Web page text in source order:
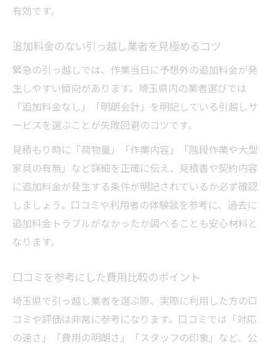
有効です。
追加料金のない引っ越し業者を見極めるコツ
緊急の引っ越しでは、作業当日に予想外の追加料金が発
生しやすい傾向があります。埼玉県内の業者選びでは
「追加料金なし」「明朗会計」を明記している引越しサ
ービスを選ぶことが失敗回避のコツです。
見積もり時に「荷物量」「作業内容」「階段作業や大型
家具の有無」など詳細を正確に伝え、見積書や契約内容
に追加料金が発生する条件が明記されているか必ず確認
しましょう。口コミや利用者の体験談を参考に、過去に
追加料金トラブルがなかったか調べることも安心材料と
なります。
口コミを参考にした費用比較のポイント
埼玉県で引っ越し業者を選ぶ際、実際に利用した方の口
コミや評価は非常に参考になります。口コミでは「対応
の速さ」「費用の明朗さ」「スタッフの印象」など、公